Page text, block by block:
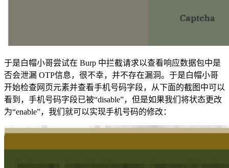
于是白帽小哥尝试在 Burp 中拦截请求以查看响应数据包中是
否会泄漏 OTP信息，很不幸，并不存在漏洞。于是白帽小哥
开始检查网页元素并查看手机号码字段，从下面的截图中可以
看到，手机号码字段已被“disable”，但是如果我们将状态更改
为“enable”，我们就可以实现手机号码的修改：